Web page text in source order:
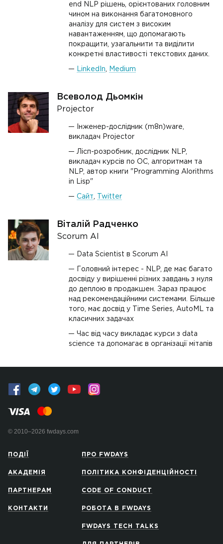
end NLP рішень, орієнтованих головним
чином на виконання багатомовного
аналізу для систем з високим
навантаженням, що допомагають
покращити, узагальнити та виділити
конкретні властивості текстових даних.
LinkedIn Medium
Всеволод Дьомкін
Projector
Інженер-дослідник (m8n)ware,
викладач Projector
Лісп-розробник, дослідник NLP,
викладач курсів по ОС, алгоритмам та
NLP, автор книги "Programming Alorithms
in Lisp"
Сайт Twitter
Вiталiй Радченко
Scorum AI
Data Scientist в Scorum AI
Головний інтерес - NLP, де має багато
досвіду у вирішенні різних завдань з нуля
до деплою в продакшен. Зараз працює
над рекомендаційними системами. Більше
того, має досвід у Time Series, AutoML та
класичних задачах
Час від часу викладає курси з data
science та допомагає в організації мітапів
© 2010–2026 fwdays.com
ПОДІЇ
АКАДЕМІЯ
ПАРТНЕРАМ
КОНТАКТИ
ПРО FWDAYS
ПОЛІТИКА КОНФІДЕНЦІЙНОСТІ
CODE OF CONDUCT
РОБОТА В FWDAYS
FWDAYS TECH TALKS